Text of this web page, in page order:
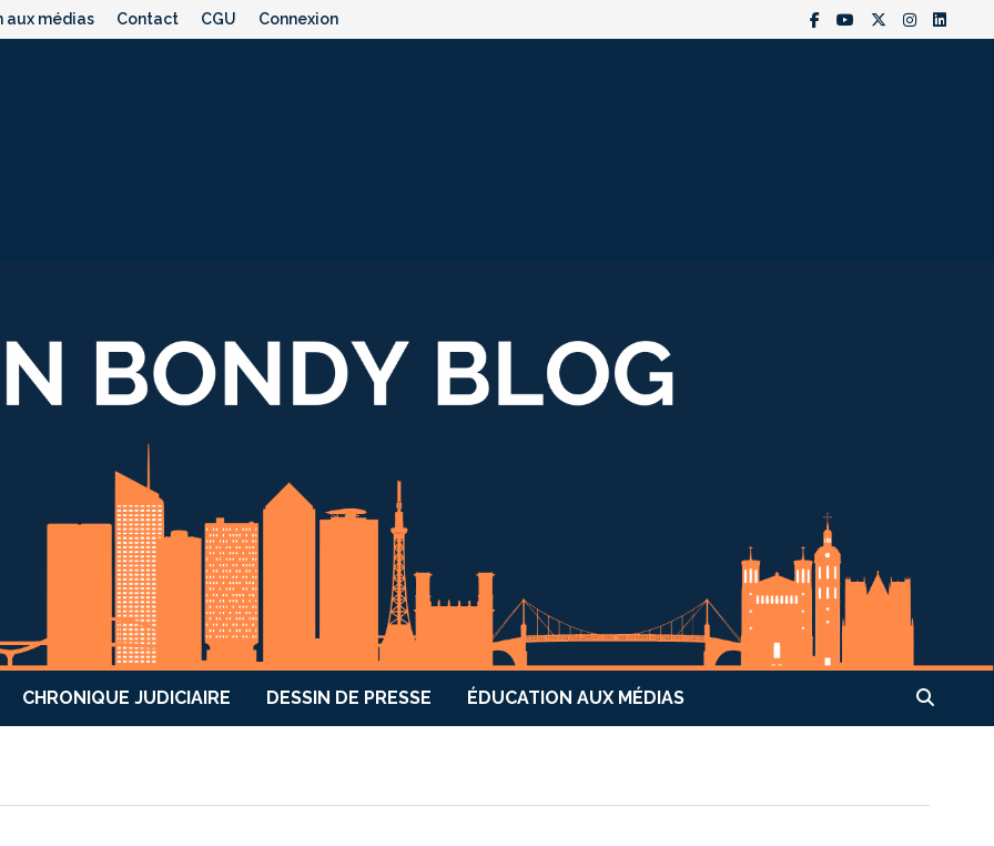
aux médias Contact CGU Connexion
CHRONIQUE JUDICIAIRE DESSIN DE PRESSE ÉDUCATION AUX MÉDIAS